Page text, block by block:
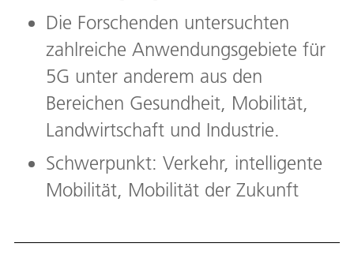
Die Forschenden untersuchten
zahlreiche Anwendungsgebiete für
5G unter anderem aus den
Bereichen Gesundheit, Mobilität,
Landwirtschaft und Industrie.
Schwerpunkt: Verkehr, intelligente
Mobilität, Mobilität der Zukunft